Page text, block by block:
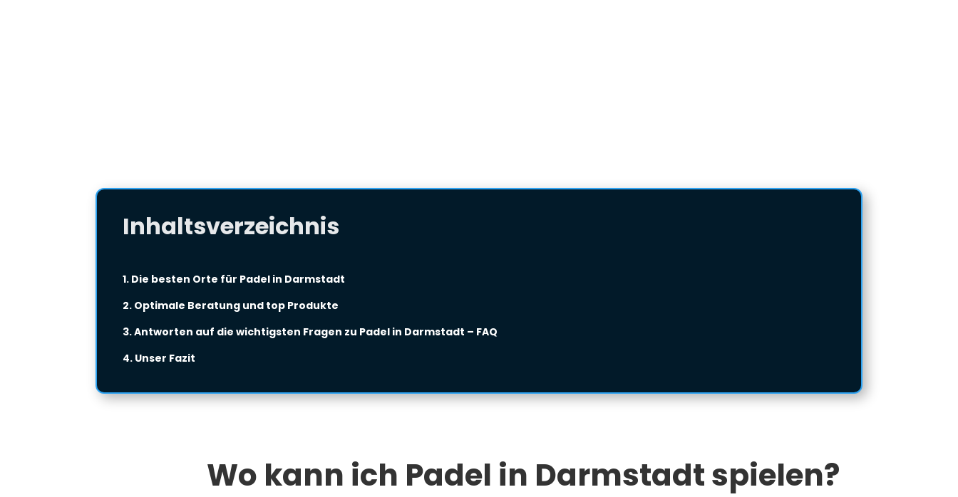
Inhaltsverzeichnis
1. Die besten Orte für Padel in Darmstadt
2. Optimale Beratung und top Produkte
3. Antworten auf die wichtigsten Fragen zu Padel in Darmstadt – FAQ
4. Unser Fazit
Wo kann ich Padel in Darmstadt spielen?